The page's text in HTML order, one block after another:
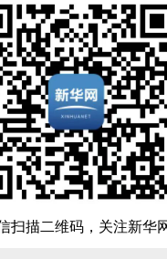
扫描二维码，关注新华